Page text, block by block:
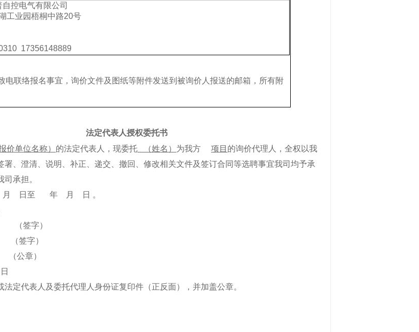
控电气有限公司
工业园梧桐中路20号
17356148889
联络报名事宜，询价文件及图纸等附件发送到被询价人报送的邮箱，所有附
法定代表人授权委托书
价单位名称） 的法定代表人，现委托 （姓名） 为我方 项目 的询价代理人，全权以我
署、澄清、说明、补正、递交、撤回、修改相关文件及签订合同等选聘事宜我司均予承
承担。
月 日至 年 月 日 。
（签字）
签字）
章）
法定代表人及委托代理人身份证复印件（正反面），并加盖公章。